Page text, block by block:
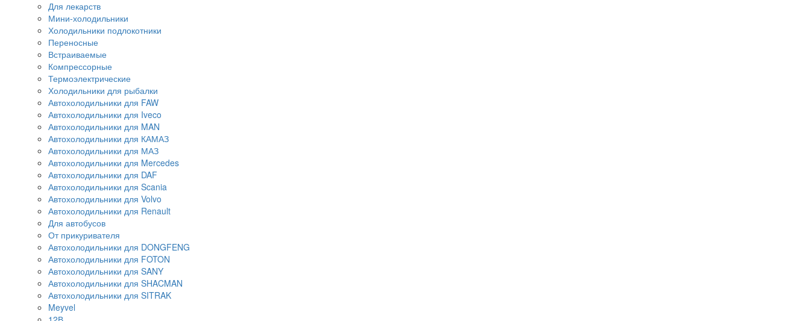
Для лекарств
Мини-холодильники
Холодильники подлокотники
Переносные
Встраиваемые
Компрессорные
Термоэлектрические
Холодильники для рыбалки
Автохолодильники для FAW
Автохолодильники для Iveco
Автохолодильники для MAN
Автохолодильники для КАМАЗ
Автохолодильники для МАЗ
Автохолодильники для Mercedes
Автохолодильники для DAF
Автохолодильники для Scania
Автохолодильники для Volvo
Автохолодильники для Renault
Для автобусов
От прикуривателя
Автохолодильники для DONGFENG
Автохолодильники для FOTON
Автохолодильники для SANY
Автохолодильники для SHACMAN
Автохолодильники для SITRAK
Meyvel